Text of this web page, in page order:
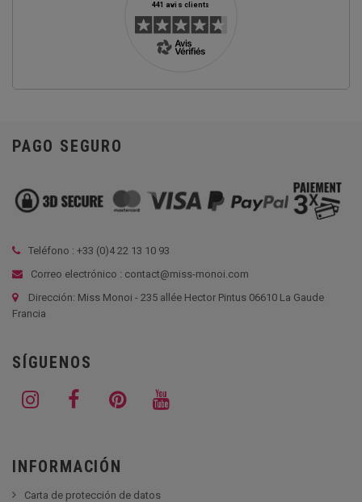
PAGO SEGURO
Teléfono : +33 (0)4 22 13 10 93
Correo electrónico : contact@miss-monoi.com
Dirección: Miss Monoi - 235 allée Hector Pintus 06610 La Gaude
Francia
SÍGUENOS
INFORMACIÓN
Carta de protección de datos